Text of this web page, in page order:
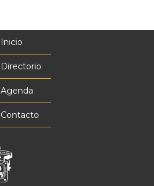
Inicio
Directorio
Agenda
Contacto